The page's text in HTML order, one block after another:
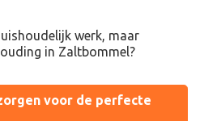
werk, maar
in Zaltbommel?
voor de perfecte